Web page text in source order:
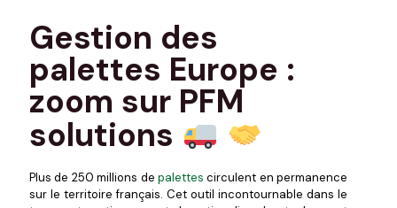
Gestion des
palettes Europe :
zoom sur PFM
solutions
Plus de 250 millions de palettes circulent en permanence
sur le territoire français. Cet outil incontournable dans le